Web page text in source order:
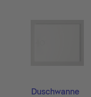
Duschwanne